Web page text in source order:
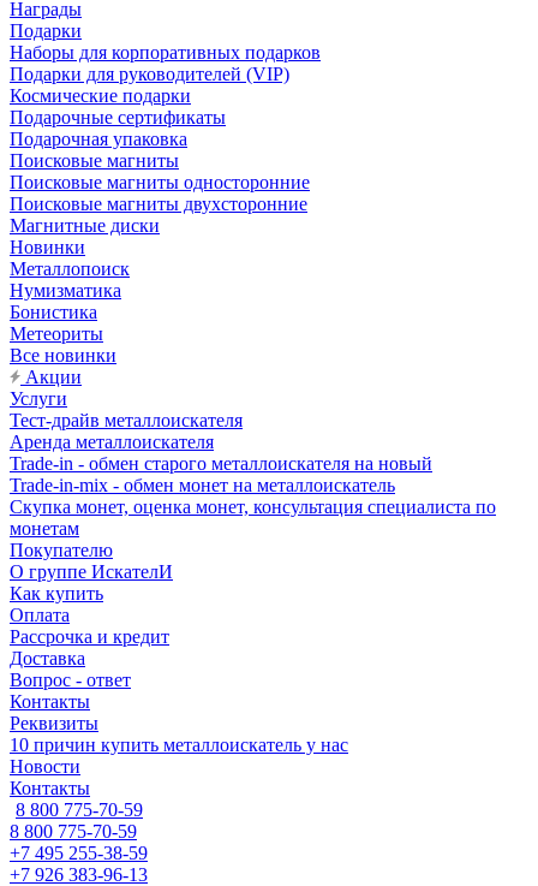
Награды
Подарки
Наборы для корпоративных подарков
Подарки для руководителей (VIP)
Космические подарки
Подарочные сертификаты
Подарочная упаковка
Поисковые магниты
Поисковые магниты односторонние
Поисковые магниты двухсторонние
Магнитные диски
Новинки
Металлопоиск
Нумизматика
Бонистика
Метеориты
Все новинки
Акции
Услуги
Тест-драйв металлоискателя
Аренда металлоискателя
Trade-in - обмен старого металлоискателя на новый
Trade-in-mix - обмен монет на металлоискатель
Скупка монет, оценка монет, консультация специалиста по
монетам
Покупателю
О группе ИскателИ
Как купить
Оплата
Рассрочка и кредит
Доставка
Вопрос - ответ
Контакты
Реквизиты
10 причин купить металлоискатель у нас
Новости
Контакты
8 800 775-70-59
8 800 775-70-59
+7 495 255-38-59
+7 926 383-96-13